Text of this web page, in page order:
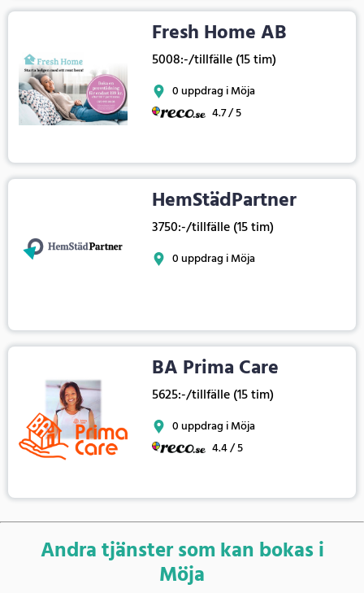
Fresh Home AB
5008:-/tillfälle (15 tim)
0 uppdrag i Möja
4.7 / 5
HemStädPartner
3750:-/tillfälle (15 tim)
0 uppdrag i Möja
BA Prima Care
5625:-/tillfälle (15 tim)
0 uppdrag i Möja
4.4 / 5
Andra tjänster som kan bokas i
Möja